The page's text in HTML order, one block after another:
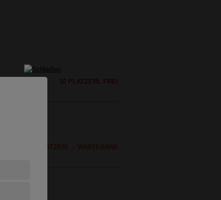
10 PLATZERL FREI
FREIES PLATZERL – WARTEBANK